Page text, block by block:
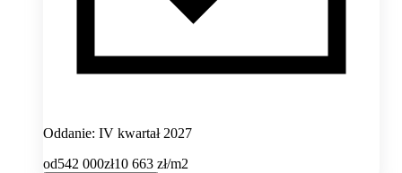
Oddanie: IV kwartał 2027
od542 000zł10 663 zł/m2